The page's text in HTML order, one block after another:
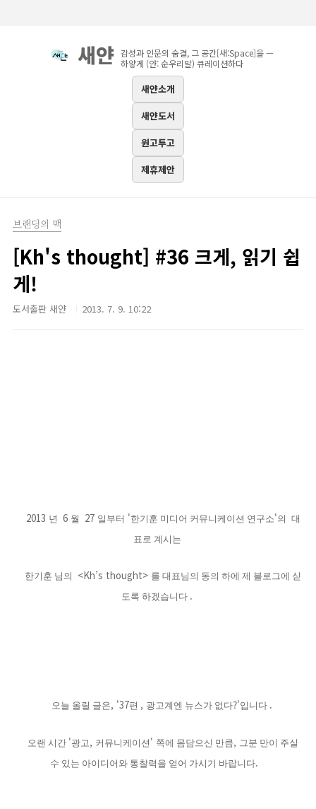
새얀 감성과 인문의 숨결, 그 공간[새:Space]을 —
하얗게 (얀: 순우리말) 큐레이션하다
새얀소개
새얀도서
원고투고
제휴제안
브랜딩의 맥
[Kh's thought] #36 크게, 읽기 쉽
게!
도서출판 새얀 2013. 7. 9. 10:22
2013 년 6 월 27 일부터 '한기훈 미디어 커뮤니케이션 연구소'의 대
표로 계시는
한기훈 님의 <Kh’s thought> 를 대표님의 동의 하에 제 블로그에 싣
도록 하겠습니다 .
오늘 올릴 글은, '37편 , 광고계엔 뉴스가 없다?'입니다 .
오랜 시간 '광고, 커뮤니케이션 ' 쪽에 몸담으신 만큼, 그분 만이 주실
수 있는 아이디어와 통찰력을 얻어 가시기 바랍니다.